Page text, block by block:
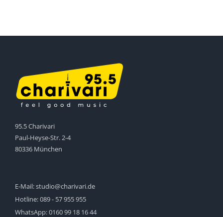
95.5 Charivari
Paul-Heyse-Str. 2-4
80336 München
E-Mail:studio@charivari.de
Hotline:089 - 57 955 955
WhatsApp:0160 99 18 16 44